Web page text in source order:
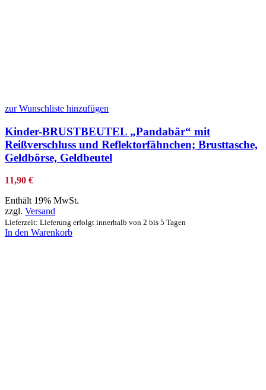
zur Wunschliste hinzufügen
Kinder-BRUSTBEUTEL „Pandabär“ mit
Reißverschluss und Reflektorfähnchen; Brusttasche,
Geldbörse, Geldbeutel
11,90 €
Enthält 19% MwSt.
zzgl. Versand
Lieferzeit: Lieferung erfolgt innerhalb von 2 bis 5 Tagen
In den Warenkorb